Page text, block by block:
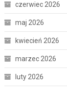
czerwiec 2026
maj 2026
kwiecień 2026
marzec 2026
luty 2026